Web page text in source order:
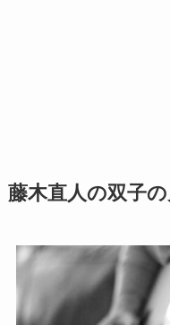
藤木直人の双子